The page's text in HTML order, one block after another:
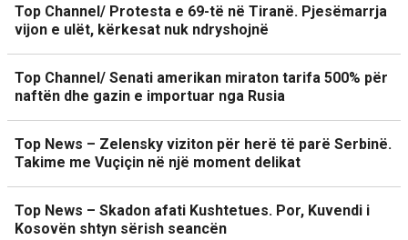
Top Channel/ Protesta e 69-të në Tiranë. Pjesëmarrja
vijon e ulët, kërkesat nuk ndryshojnë
Top Channel/ Senati amerikan miraton tarifa 500% për
naftën dhe gazin e importuar nga Rusia
Top News – Zelensky viziton për herë të parë Serbinë.
Takime me Vuçiçin në një moment delikat
Top News – Skadon afati Kushtetues. Por, Kuvendi i
Kosovën shtyn sërish seancën